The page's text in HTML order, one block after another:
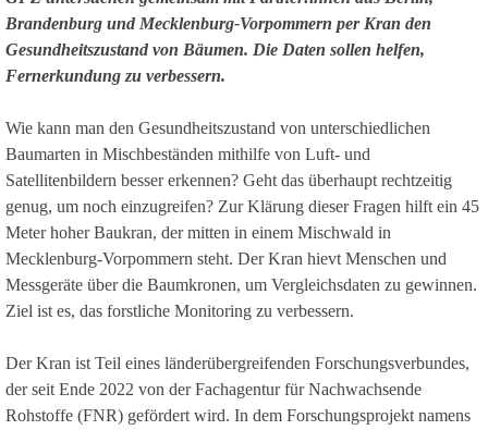
Brandenburg und Mecklenburg-Vorpommern per Kran den
Gesundheitszustand von Bäumen. Die Daten sollen helfen,
Fernerkundung zu verbessern.
Wie kann man den Gesundheitszustand von unterschiedlichen
Baumarten in Mischbeständen mithilfe von Luft- und
Satellitenbildern besser erkennen? Geht das überhaupt rechtzeitig
genug, um noch einzugreifen? Zur Klärung dieser Fragen hilft ein 45
Meter hoher Baukran, der mitten in einem Mischwald in
Mecklenburg-Vorpommern steht. Der Kran hievt Menschen und
Messgeräte über die Baumkronen, um Vergleichsdaten zu gewinnen.
Ziel ist es, das forstliche Monitoring zu verbessern.
Der Kran ist Teil eines länderübergreifenden Forschungsverbundes,
der seit Ende 2022 von der Fachagentur für Nachwachsende
Rohstoffe (FNR) gefördert wird. In dem Forschungsprojekt namens